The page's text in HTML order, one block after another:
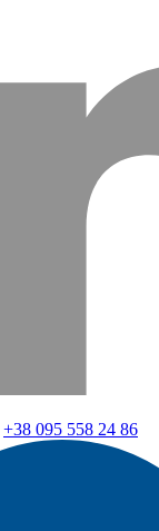
+38 095 558 24 86